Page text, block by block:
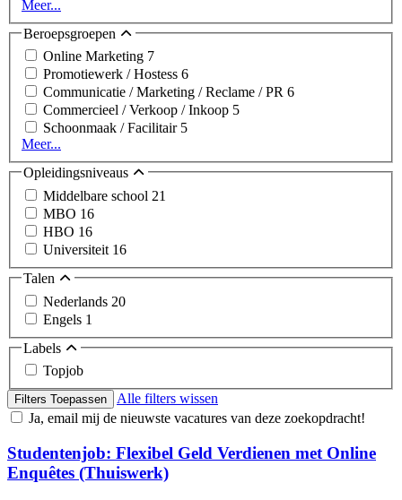
Meer...
Beroepsgroepen
Online Marketing 7
Promotiewerk / Hostess 6
Communicatie / Marketing / Reclame / PR 6
Commercieel / Verkoop / Inkoop 5
Schoonmaak / Facilitair 5
Meer...
Opleidingsniveaus
Middelbare school 21
MBO 16
HBO 16
Universiteit 16
Talen
Nederlands 20
Engels 1
Labels
Topjob
Filters Toepassen
Alle filters wissen
Ja, email mij de nieuwste vacatures van deze zoekopdracht!
Studentenjob: Flexibel Geld Verdienen met Online
Enquêtes (Thuiswerk)